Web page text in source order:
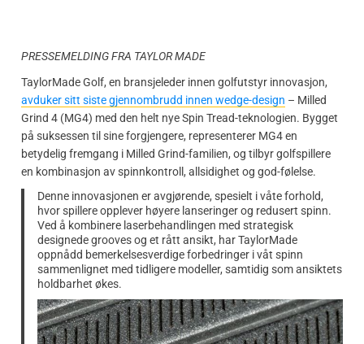
PRESSEMELDING FRA TAYLOR MADE
TaylorMade Golf, en bransjeleder innen golfutstyr innovasjon,
avduker sitt siste gjennombrudd innen wedge-design – Milled
Grind 4 (MG4) med den helt nye Spin Tread-teknologien. Bygget
på suksessen til sine forgjengere, representerer MG4 en
betydelig fremgang i Milled Grind-familien, og tilbyr golfspillere
en kombinasjon av spinnkontroll, allsidighet og god-følelse.
Denne innovasjonen er avgjørende, spesielt i våte forhold,
hvor spillere opplever høyere lanseringer og redusert spinn.
Ved å kombinere laserbehandlingen med strategisk
designede grooves og et rått ansikt, har TaylorMade
oppnådd bemerkelsesverdige forbedringer i våt spinn
sammenlignet med tidligere modeller, samtidig som ansiktets
holdbarhet økes.